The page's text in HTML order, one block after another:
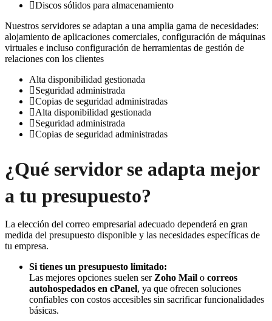
Discos sólidos para almacenamiento
Nuestros servidores se adaptan a una amplia gama de necesidades:
alojamiento de aplicaciones comerciales, configuración de máquinas
virtuales e incluso configuración de herramientas de gestión de
relaciones con los clientes
Alta disponibilidad gestionada
Seguridad administrada
Copias de seguridad administradas
Alta disponibilidad gestionada
Seguridad administrada
Copias de seguridad administradas
¿Qué servidor se adapta mejor
a tu presupuesto?
La elección del correo empresarial adecuado dependerá en gran
medida del presupuesto disponible y las necesidades específicas de
tu empresa.
Si tienes un presupuesto limitado:
Las mejores opciones suelen ser Zoho Mail o correos
autohospedados en cPanel, ya que ofrecen soluciones
confiables con costos accesibles sin sacrificar funcionalidades
básicas.